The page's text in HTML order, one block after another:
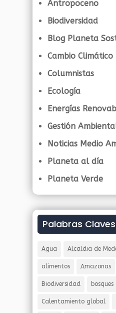
Antropoceno
Biodiversidad
Blog Planeta
Cambio Climático
Columnistas
Ecología
Energías
Gestión
Noticias Medio
Planeta al día
Planeta Verde
Palabras
Agua Alcaldia de
alimentos Amazonas
Biodiversidad bosques
Calentamiento global